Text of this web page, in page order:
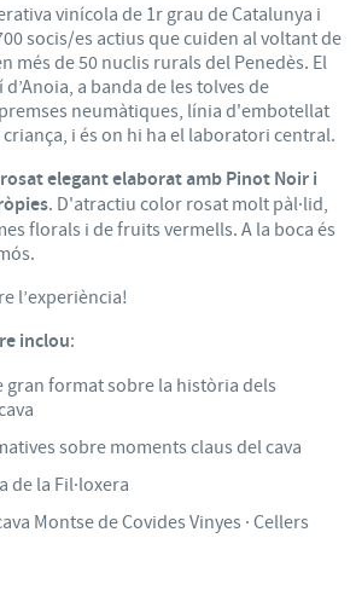
vinícola de 1r grau de Catalunya i
socis/es actius que cuiden al voltant de
més de 50 nuclis rurals del Penedès. El
a banda de les tolves de
neumàtiques, línia d'embotellat
criança, i és on hi ha el laboratori central.
elegant elaborat amb Pinot Noir i
. D'atractiu color rosat molt pàl·lid,
florals i de fruits vermells. A la boca és
l’experiència!
inclou:
gran format sobre la història dels
sobre moments claus del cava
de la Fil·loxera
Montse de Covides Vinyes · Cellers